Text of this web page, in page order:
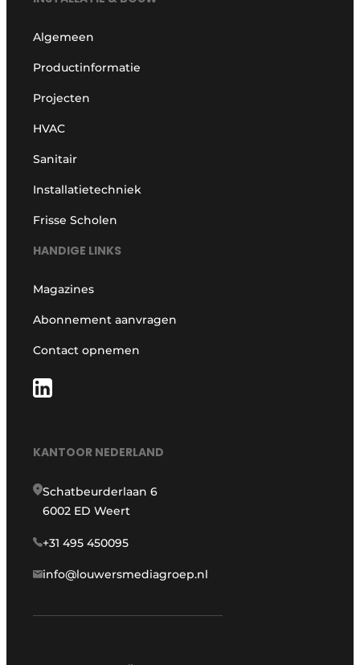
Algemeen
Productinformatie
Projecten
HVAC
Sanitair
Installatietechniek
Frisse Scholen
HANDIGE LINKS
Magazines
Abonnement aanvragen
Contact opnemen
KANTOOR NEDERLAND
Schatbeurderlaan 6
6002 ED Weert
+31 495 450095
info@louwersmediagroep.nl